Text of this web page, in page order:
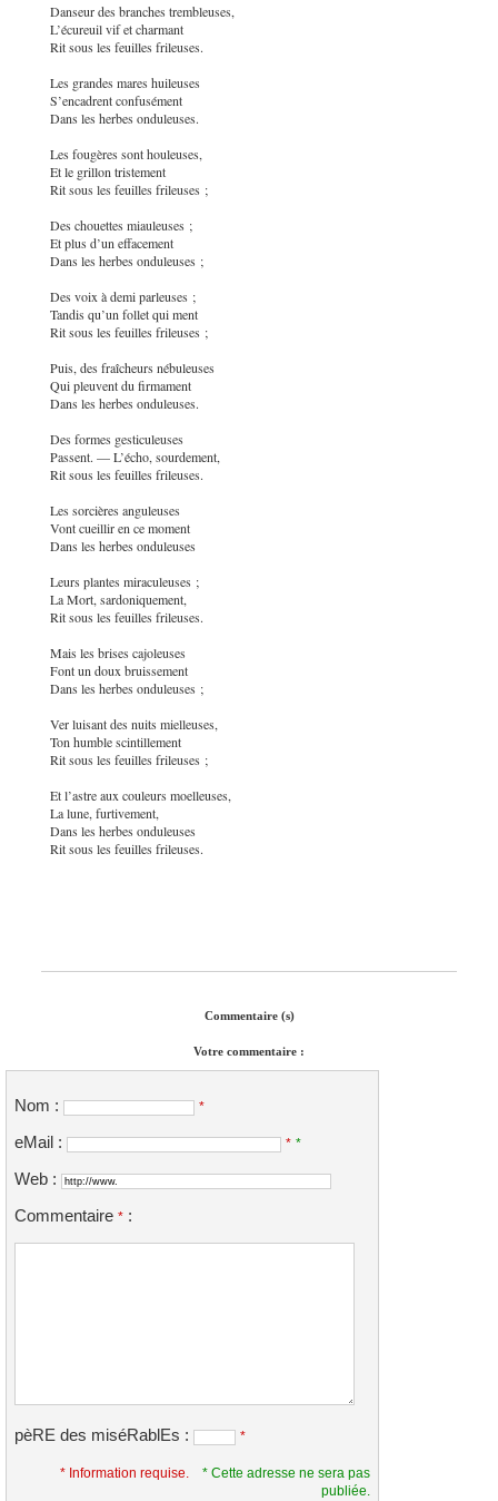
Danseur des branches trembleuses,
L’écureuil vif et charmant
Rit sous les feuilles frileuses.
Les grandes mares huileuses
S’encadrent confusément
Dans les herbes onduleuses.
Les fougères sont houleuses,
Et le grillon tristement
Rit sous les feuilles frileuses ;
Des chouettes miauleuses ;
Et plus d’un effacement
Dans les herbes onduleuses ;
Des voix à demi parleuses ;
Tandis qu’un follet qui ment
Rit sous les feuilles frileuses ;
Puis, des fraîcheurs nébuleuses
Qui pleuvent du firmament
Dans les herbes onduleuses.
Des formes gesticuleuses
Passent. — L’écho, sourdement,
Rit sous les feuilles frileuses.
Les sorcières anguleuses
Vont cueillir en ce moment
Dans les herbes onduleuses
Leurs plantes miraculeuses ;
La Mort, sardoniquement,
Rit sous les feuilles frileuses.
Mais les brises cajoleuses
Font un doux bruissement
Dans les herbes onduleuses ;
Ver luisant des nuits mielleuses,
Ton humble scintillement
Rit sous les feuilles frileuses ;
Et l’astre aux couleurs moelleuses,
La lune, furtivement,
Dans les herbes onduleuses
Rit sous les feuilles frileuses.
Commentaire (s)
Votre commentaire :
Nom : *
eMail : * *
Web :
Commentaire * :
pèRE des miséRablEs : *
* Information requise.
* Cette adresse ne sera pas
publiée.